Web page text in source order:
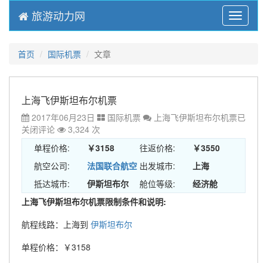
Menu
旅游动力网
首页 国际机票 文章
上海飞伊斯坦布尔机票
2017年06月23日 国际机票 上海飞伊斯坦布尔机票已
关闭评论
3,324 次
单程价格:
￥3158 往返价格:
￥3550
航空公司:
法国联合航空 出发城市:
上海
抵达城市:
伊斯坦布尔 舱位等级:
经济舱
上海飞伊斯坦布尔机票限制条件和说明:
航程线路：上海到 伊斯坦布尔
单程价格：￥3158